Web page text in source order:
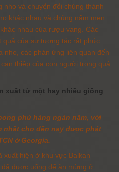
nho và chuyển đổi chúng thành
khác nhau và chủng nấm men
nhau của rượu vang. Các
quả của sự tương tác rất phức
nho, các phản ứng liên quan đến
thiệp của con người trong quá
xuất từ một hay nhiều giống
phú hàng ngàn năm, với
nhất cho đến nay được phát
ở Georgia.
xuất hiện ở khu vực Balkan
được uống để ăn mừng ở